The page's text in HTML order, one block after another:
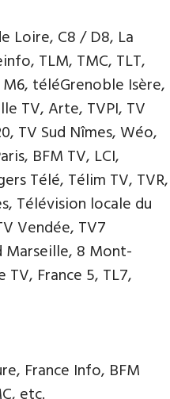
Loire, C8 / D8, La
TLM, TMC, TLT,
téléGrenoble Isère,
TV, Arte, TVPI, TV
TV Sud Nîmes, Wéo,
BFM TV, LCI,
Télé, Télim TV, TVR,
Télévision locale du
Vendée, TV7
Marseille, 8 Mont-
TV, France 5, TL7,
France Info, BFM